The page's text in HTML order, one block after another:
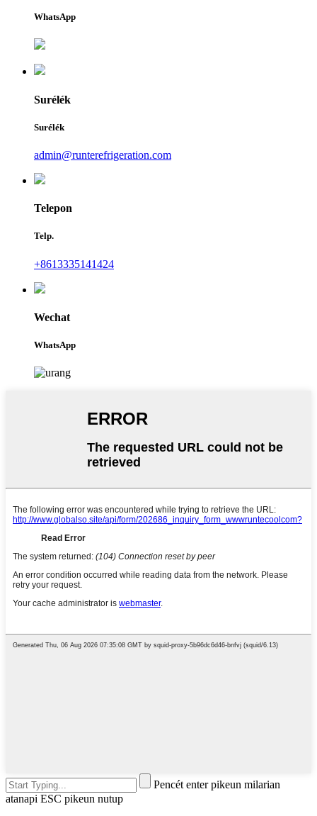
WhatsApp
Surélék
Surélék
admin@runterefrigeration.com
Telepon
Telp.
+8613335141424
Wechat
WhatsApp
Pencét enter pikeun milarian
atanapi ESC pikeun nutup